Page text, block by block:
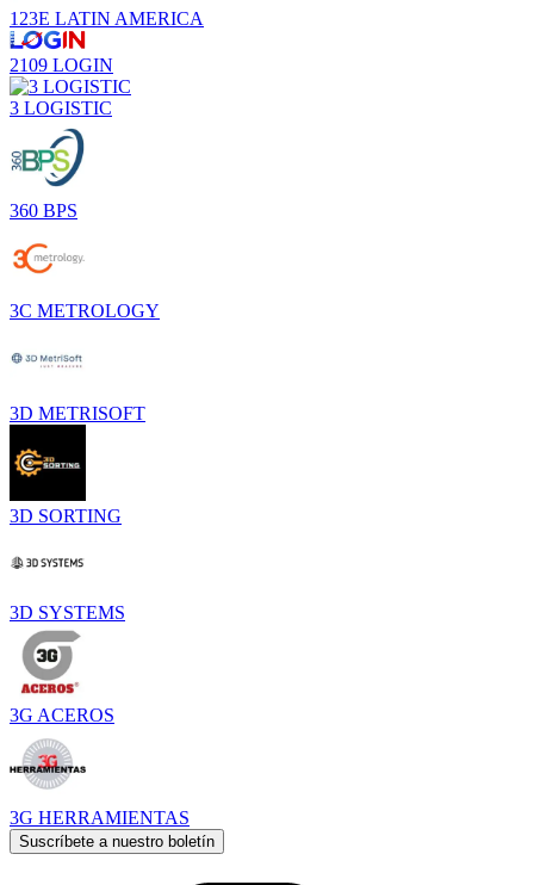
123E LATIN AMERICA
2109 LOGIN
3 LOGISTIC
360 BPS
3C METROLOGY
3D METRISOFT
3D SORTING
3D SYSTEMS
3G ACEROS
3G HERRAMIENTAS
Suscríbete a nuestro boletín